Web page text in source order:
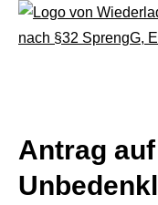
Antrag auf